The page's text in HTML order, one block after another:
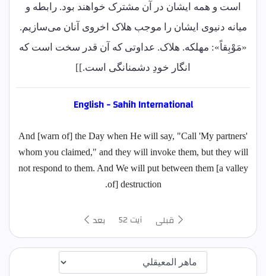
است و همه ایشان در آن مشترک خواهند بود. رابطه و
میانه دنیوی ایشان را موجب هلاک اخروی آنان می‌سازیم.
«مَوْبِقاً»: مهلکه. هلاک. عداوتی که آن قدر سخت است که
انگار خودِ دشمنانگی است.]]
English - Sahih International
And [warn of] the Day when He will say, "Call 'My partners'
whom you claimed," and they will invoke them, but they will
not respond to them. And We will put between them [a valley
of] destruction.
قبلی آیت 52 بعد